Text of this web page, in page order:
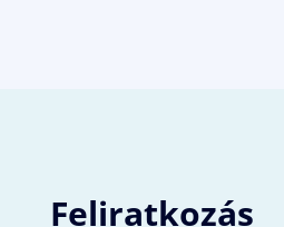
Feliratkozás